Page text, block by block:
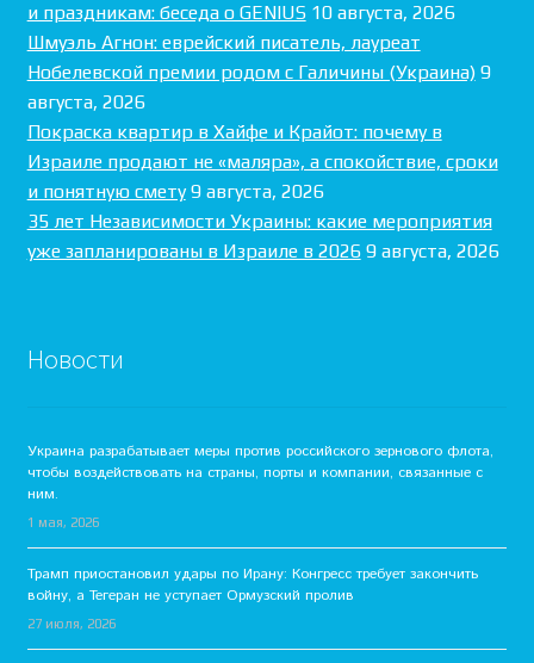
и праздникам: беседа о GENIUS 10 августа, 2026
Шмуэль Агнон: еврейский писатель, лауреат
Нобелевской премии родом с Галичины (Украина) 9
августа, 2026
Покраска квартир в Хайфе и Крайот: почему в
Израиле продают не «маляра», а спокойствие, сроки
и понятную смету 9 августа, 2026
35 лет Независимости Украины: какие мероприятия
уже запланированы в Израиле в 2026 9 августа, 2026
Новости
Украина разрабатывает меры против российского зернового флота,
чтобы воздействовать на страны, порты и компании, связанные с
ним.
1 мая, 2026
Трамп приостановил удары по Ирану: Конгресс требует закончить
войну, а Тегеран не уступает Ормузский пролив
27 июля, 2026